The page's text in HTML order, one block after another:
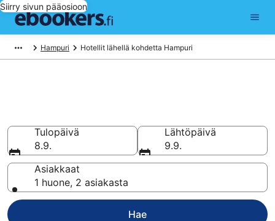
Siirry sivun pääosioon
Hampuri Hotellit lähellä kohdetta Hampuri
Tulopäivä
8.9.
Lähtöpäivä
9.9.
Asiakkaat
1 huone, 2 asiakasta
Hae